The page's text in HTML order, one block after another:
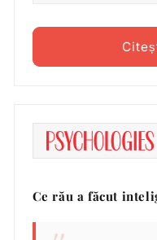
Ce rău a făcut